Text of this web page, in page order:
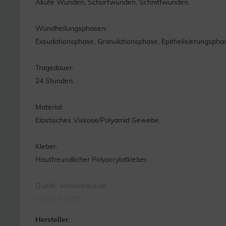
Akute Wunden, Schürfwunden, Schnittwunden.
Wundheilungsphasen:
Exsudationsphase, Granulationsphase,
Tragedauer:
24 Stunden.
Material:
Elastisches Viskose/Polyamid Gewebe.
Kleber:
Hautfreundlicher Polyacrylatkleber.
Quelle: www.draco.de
Hersteller: